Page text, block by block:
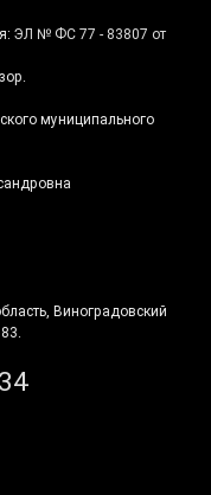
ЭЛ № ФС 77 - 83807 от
муниципального
Виноградовский